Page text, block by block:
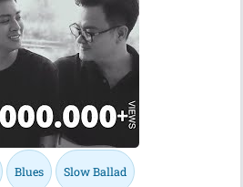
Blues Slow Ballad